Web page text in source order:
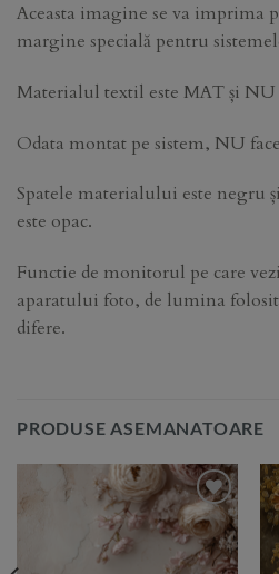
Aceasta imagine se va imprima
margine specială pentru
Materialul textil este MAT și
Odata montat pe sistem, NU
Spatele materialului este negru
este opac.
Functie de monitorul pe care
aparatului foto, de lumina
difere.
PRODUSE ASEMANATOARE
Add to
Wishlist